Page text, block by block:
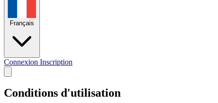
Français
Connexion Inscription
Conditions d'utilisation